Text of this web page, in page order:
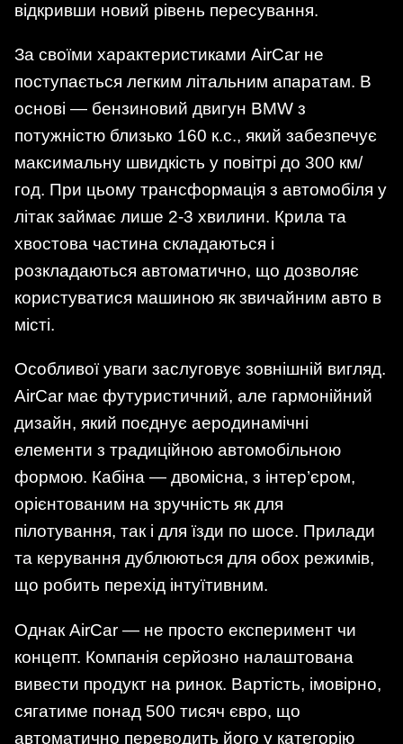
відкривши новий рівень пересування.
За своїми характеристиками AirCar не
поступається легким літальним апаратам. В
основі — бензиновий двигун BMW з
потужністю близько 160 к.с., який забезпечує
максимальну швидкість у повітрі до 300 км/
год. При цьому трансформація з автомобіля у
літак займає лише 2-3 хвилини. Крила та
хвостова частина складаються і
розкладаються автоматично, що дозволяє
користуватися машиною як звичайним авто в
місті.
Особливої уваги заслуговує зовнішній вигляд.
AirCar має футуристичний, але гармонійний
дизайн, який поєднує аеродинамічні
елементи з традиційною автомобільною
формою. Кабіна — двомісна, з інтер’єром,
орієнтованим на зручність як для
пілотування, так і для їзди по шосе. Прилади
та керування дублюються для обох режимів,
що робить перехід інтуїтивним.
Однак AirCar — не просто експеримент чи
концепт. Компанія серйозно налаштована
вивести продукт на ринок. Вартість, імовірно,
сягатиме понад 500 тисяч євро, що
автоматично переводить його у категорію